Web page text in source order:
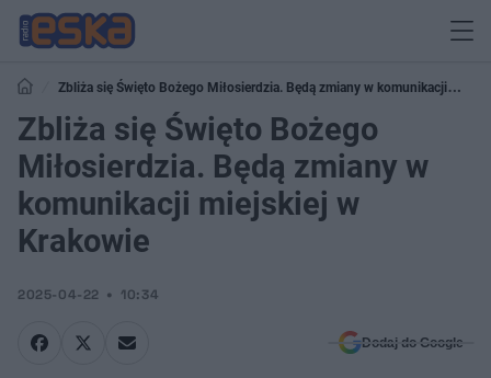
Zbliża się Święto Bożego Miłosierdzia. Będą zmiany w komunikacji
miejskiej w Krakowie
Zbliża się Święto Bożego
Miłosierdzia. Będą zmiany w
komunikacji miejskiej w
Krakowie
2025-04-22 10:34
Dodaj do Google